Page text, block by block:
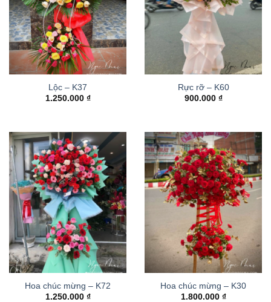
Lộc – K37
1.250.000 ₫
Rực rỡ – K60
900.000 ₫
Hoa chúc mừng – K72
1.250.000 ₫
Hoa chúc mừng – K30
1.800.000 ₫